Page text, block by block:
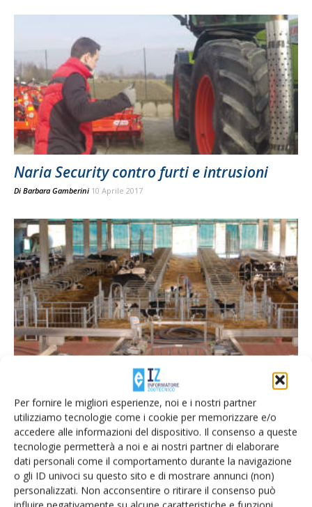
Per fornire le migliori esperienze, noi e i nostri partner
utilizziamo tecnologie come i cookie per memorizzare e/o
accedere alle informazioni del dispositivo. Il consenso a queste
tecnologie permetterà a noi e ai nostri partner di elaborare
dati personali come il comportamento durante la navigazione
o gli ID univoci su questo sito e di mostrare annunci (non)
personalizzati. Non acconsentire o ritirare il consenso può
Naria Security contro furti e intrusioni
Di Barbara Gamberini 10 Aprile 2017
Navarotto: i trend nella progettazione
delle stalle
Di Alessandra Ferretti 8 Settembre 2015
E-magazine
Tecniche, prodotti e servizi dalle aziende